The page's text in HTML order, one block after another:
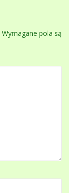
Wymagane pola są